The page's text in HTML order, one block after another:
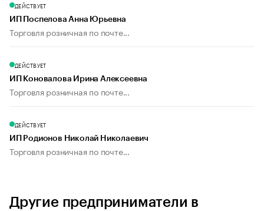
ДЕЙСТВУЕТ
ИП Поспелова Анна Юрьевна
Торговля розничная по почте...
ДЕЙСТВУЕТ
ИП Коновалова Ирина Алексеевна
Торговля розничная по почте...
ДЕЙСТВУЕТ
ИП Родионов Николай Николаевич
Торговля розничная по почте...
Другие предприниматели в